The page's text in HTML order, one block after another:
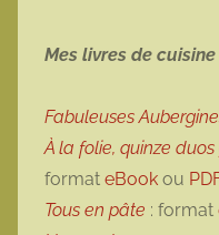
Mes livres de cuisine
Fabuleuses
À la folie, quinze
format eBook ou
Tous en pâte : format